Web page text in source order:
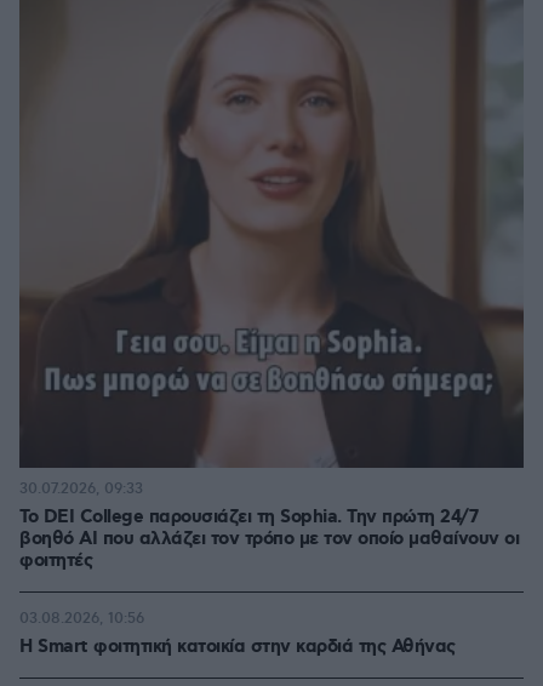
Το DEI College παρουσιάζει τη Sophia. Την πρώτη 24/7
βοηθό AI που αλλάζει τον τρόπο με τον οποίο μαθαίνουν οι
φοιτητές
30.07.2026, 09:33
Η Smart φοιτητική κατοικία στην καρδιά της Αθήνας
03.08.2026, 10:56